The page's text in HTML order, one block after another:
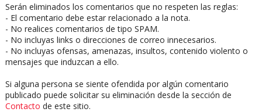
Serán eliminados los comentarios que no respeten las reglas:
- El comentario debe estar relacionado a la nota.
- No realices comentarios de tipo SPAM.
- No incluyas links o direcciones de correo innecesarios.
- No incluyas ofensas, amenazas, insultos, contenido violento o
mensajes que induzcan a ello.
Si alguna persona se siente ofendida por algún comentario
publicado puede solicitar su eliminación desde la sección de
Contacto de este sitio.